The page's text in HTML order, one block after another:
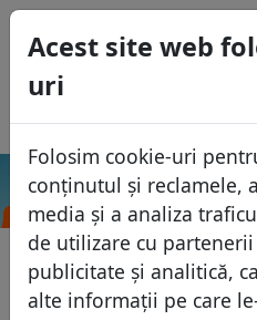
Acest site web
uri
Folosim cookie-uri
conținutul și reclamele,
media și a analiza
de utilizare cu
publicitate și analitică,
alte informații pe care
Domenii
Baza domeniilor
Domenii africane
Lista de preţuri
Caută
USD
EUR
GBP
Español
Français
Italiano
Português
Eesti